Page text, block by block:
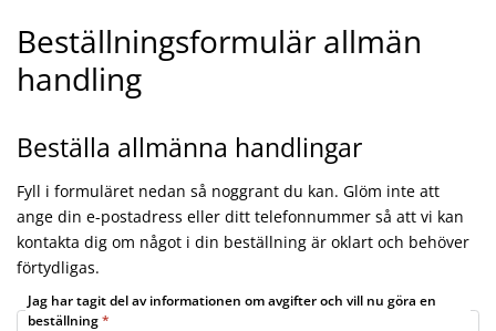
Beställningsformulär allmän
handling
Beställa allmänna handlingar
Fyll i formuläret nedan så noggrant du kan. Glöm inte att
ange din e-postadress eller ditt telefonnummer så att vi kan
kontakta dig om något i din beställning är oklart och behöver
förtydligas.
Jag har tagit del av informationen om avgifter och vill nu göra en
beställning